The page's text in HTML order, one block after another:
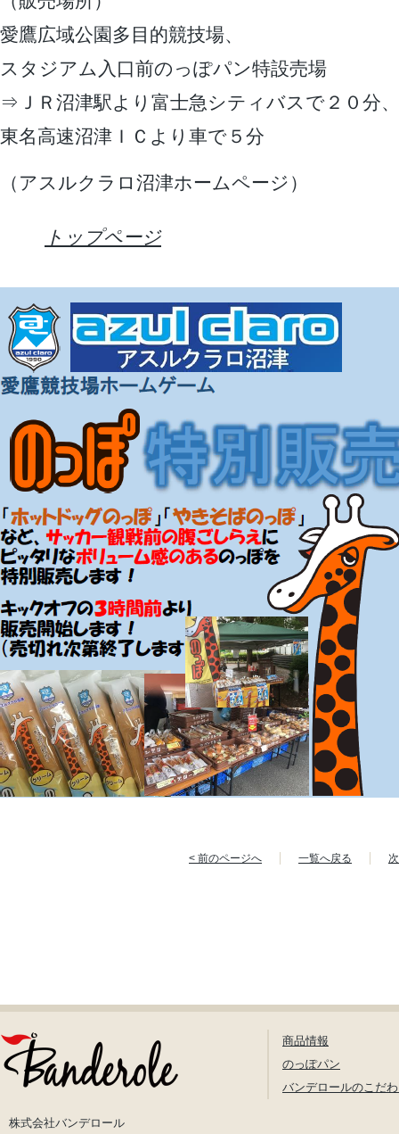
愛鷹広域公園多目的競技場、
スタジアム入口前のっぽパン特設売場
⇒ＪＲ沼津駅より富士急シティバスで２０分、
東名高速沼津ＩＣより車で５分
（アスルクラロ沼津ホームページ）
トップページ
< 前のページへ 一覧へ戻る
株式会社バンデロール
商品情報
のっぽパン
バンデロールのこだ